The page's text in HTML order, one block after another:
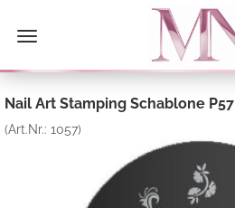
Nail Art Stamping Schablone P57
(Art.Nr.: 1057)